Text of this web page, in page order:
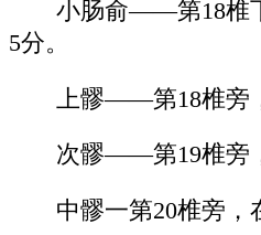
小肠俞——第18椎
5分。
上髎——第18椎旁
次髎——第19椎旁
中髎一第20椎旁，